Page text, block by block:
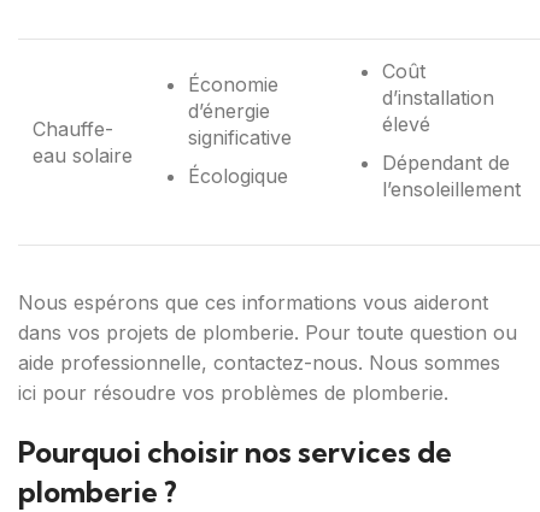
Chauffe-
eau solaire
Économie
d’énergie
significative
Écologique
Coût
d’installation
élevé
Dépendant de
l’ensoleillement
Nous espérons que ces informations vous aideront
dans vos projets de plomberie. Pour toute question ou
aide professionnelle, contactez-nous. Nous sommes
ici pour résoudre vos problèmes de plomberie.
Pourquoi choisir nos services de
plomberie ?